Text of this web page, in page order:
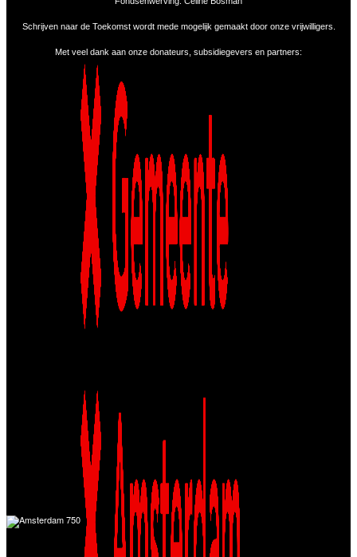
Schrijven naar de Toekomst wordt mede mogelijk gemaakt door onze vrijwilligers.
Met veel dank aan onze donateurs, subsidiegevers en partners: